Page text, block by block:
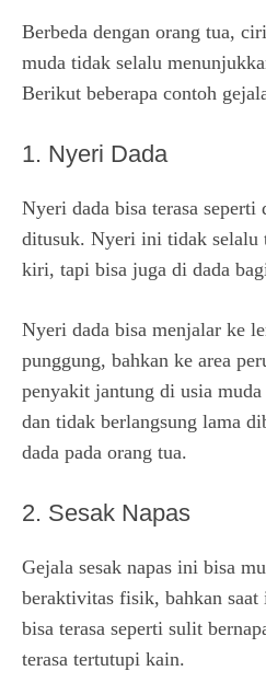
Berbeda dengan orang tua,
muda tidak selalu
Berikut beberapa contoh
1. Nyeri Dada
Nyeri dada bisa terasa seperti
ditusuk. Nyeri ini tidak selalu
kiri, tapi bisa juga di dada
Nyeri dada bisa menjalar ke
punggung, bahkan ke area
penyakit jantung di usia
dan tidak berlangsung lama
dada pada orang tua.
2. Sesak Napas
Gejala sesak napas ini bisa
beraktivitas fisik, bahkan saat
bisa terasa seperti sulit
terasa tertutupi kain.